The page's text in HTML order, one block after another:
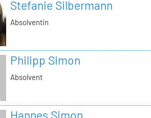
Stefanie Silbermann
Absolventin
Philipp Simon
Absolvent
Hannes Simon